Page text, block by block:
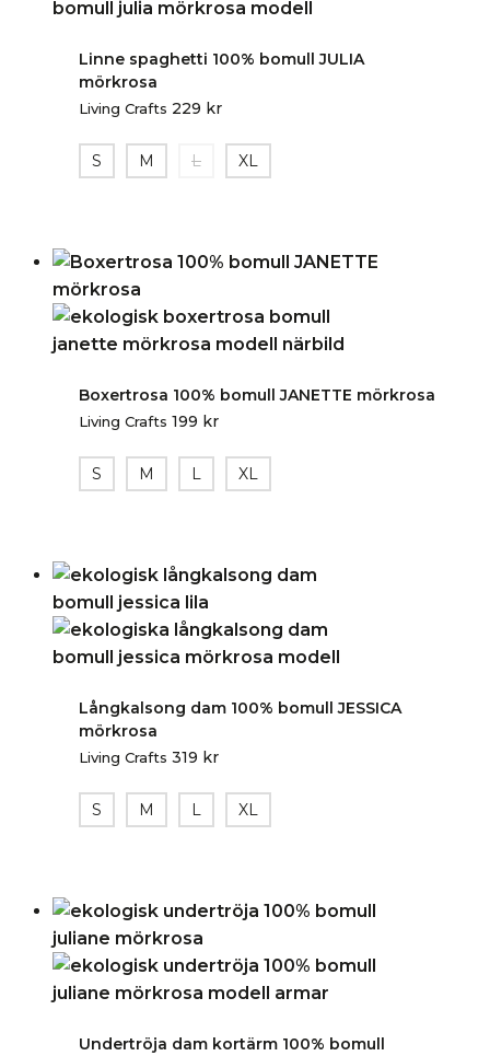
Linne spaghetti 100% bomull JULIA
mörkrosa
Living Crafts 229 kr
S M L XL
Boxertrosa 100% bomull JANETTE mörkrosa
Living Crafts 199 kr
S M L XL
Långkalsong dam 100% bomull JESSICA
mörkrosa
Living Crafts 319 kr
S M L XL
Undertröja dam kortärm 100% bomull